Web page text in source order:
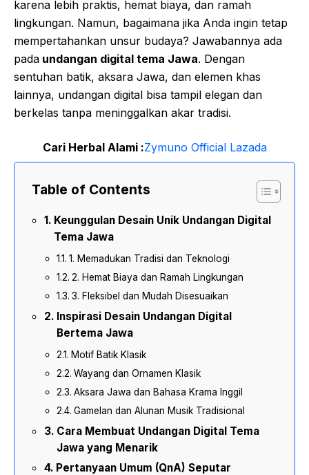
karena lebih praktis, hemat biaya, dan ramah
lingkungan. Namun, bagaimana jika Anda ingin tetap
mempertahankan unsur budaya? Jawabannya ada
pada undangan digital tema Jawa. Dengan
sentuhan batik, aksara Jawa, dan elemen khas
lainnya, undangan digital bisa tampil elegan dan
berkelas tanpa meninggalkan akar tradisi.
Cari Herbal Alami :Zymuno Official Lazada
Table of Contents
Keunggulan Desain Unik Undangan Digital
Tema Jawa
1. Memadukan Tradisi dan Teknologi
2. Hemat Biaya dan Ramah Lingkungan
3. Fleksibel dan Mudah Disesuaikan
Inspirasi Desain Undangan Digital
Bertema Jawa
Motif Batik Klasik
Wayang dan Ornamen Klasik
Aksara Jawa dan Bahasa Krama Inggil
Gamelan dan Alunan Musik Tradisional
Cara Membuat Undangan Digital Tema
Jawa yang Menarik
Pertanyaan Umum (QnA) Seputar